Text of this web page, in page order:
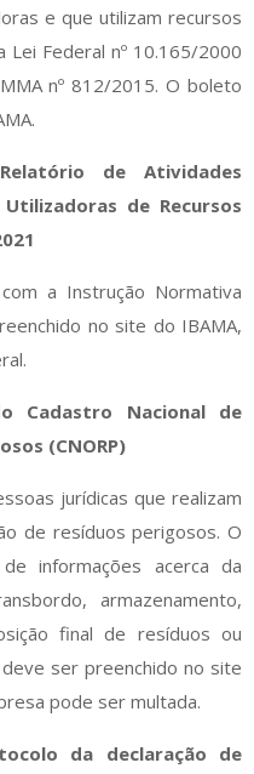
e que utilizam recursos
Lei Federal nº 10.165/2000
nº 812/2015. O boleto
de Atividades
de Recursos
a Instrução Normativa
no site do IBAMA,
Nacional de
(CNORP)
jurídicas que realizam
de resíduos perigosos. O
informações acerca da
armazenamento,
final de resíduos ou
ser preenchido no site
pode ser multada.
da declaração de